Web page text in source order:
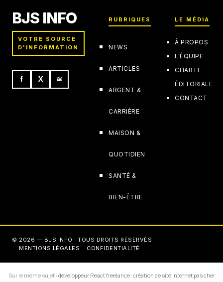
BJS INFO
VOTRE SOURCE
D'INFORMATION
f X ≋
RUBRIQUES
NEWS
ARTICLES
ARGENT &
CARRIÈRE
MAISON &
QUOTIDIEN
SANTÉ &
BIEN-ÊTRE
LE MÉDIA
À PROPOS
L'ÉQUIPE
CHARTE
ÉDITORIALE
CONTACT
© 2026 — BJS INFO · TOUS DROITS RÉSERVÉS
MENTIONS LÉGALES
CONFIDENTIALITÉ
Sur le meme sujet : développeur React freelance·création de site internet pas cher